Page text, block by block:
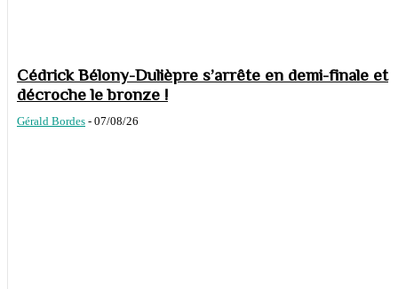
Cédrick Bélony-Dulièpre s’arrête en demi-finale et
décroche le bronze !
Gérald Bordes - 07/08/26